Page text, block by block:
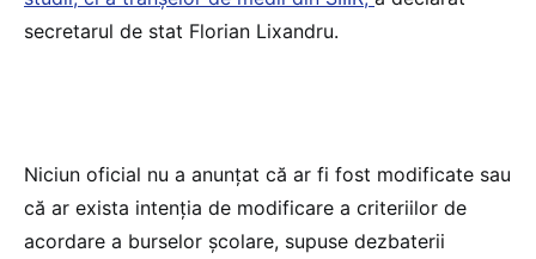
secretarul de stat Florian Lixandru.
Niciun oficial nu a anunțat că ar fi fost modificate sau
că ar exista intenția de modificare a criteriilor de
acordare a burselor școlare, supuse dezbaterii